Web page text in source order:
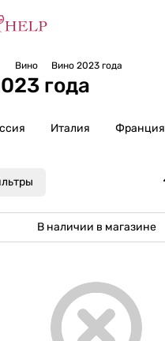
Вино Вино 2023 года
года
Италия Франция
В наличии в магазине